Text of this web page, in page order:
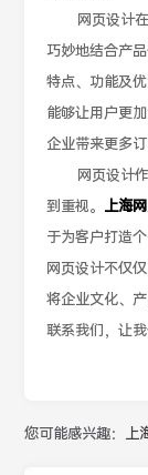
网页设计
巧妙地结合产
特点、功能及
能够让用户更
企业带来更多
网页设计
到重视。 上海
于为客户打造
网页设计不仅
将企业文化、
联系我们，让
您可能感兴趣： 上